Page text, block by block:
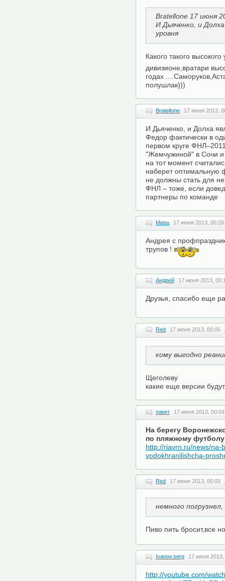
Bratellone 17 июня
И Дьяченко, и
уровня
Какого такого
дивизионе,вратари
годах
полушлак)))
Bratellone 17 июня 2013,
И Дьяченко, и Долха
Федор фактически в
первом круге
"Жемчужиной" в Сочи
на тот момент
наберет оптимальную
не должны стать для
ФНЛ – тоже, если
партнеры по команде
Мерц 17 июня 2013, 00:26
Андрея с
трупов !
Андрей 17 июня 2013,
Друзья, спасибо еще
Red 17 июня 2013, 00:05
кому выгодно
Щеголеву
какие еще версии
пакет 17 июня 2013, 00:04
На берегу
по пляжному футболу
http://riavrn.ru/news/na-
vodokhranilishcha-
Red 17 июня 2013, 00:03
немного
Пиво пить бросит,все
Ivanov.serg 17 июня 2013,
http://youtube.com/